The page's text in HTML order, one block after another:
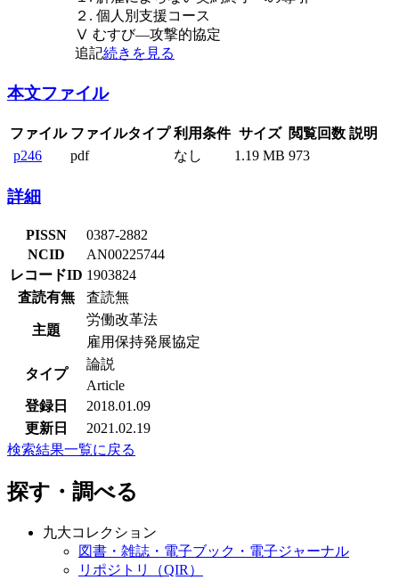
２. 個人別支援コース
Ⅴ むすび―攻撃的協定
追記続きを見る
本文ファイル
ファイル ファイルタイプ 利用条件 サイズ 閲覧回数 説明
p246
pdf なし 1.19 MB 973
詳細
PISSN
0387-2882
NCID
AN00225744
レコードID 1903824
査読有無
査読無
主題
労働改革法
雇用保持発展協定
タイプ
論説
Article
登録日
2018.01.09
更新日
2021.02.19
検索結果一覧に戻る
探す・調べる
九大コレクション
図書・雑誌・電子ブック・電子ジャーナル
リポジトリ（QIR）